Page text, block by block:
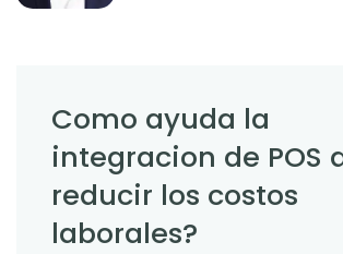
Como ayuda la
integracion de POS
reducir los costos
laborales?